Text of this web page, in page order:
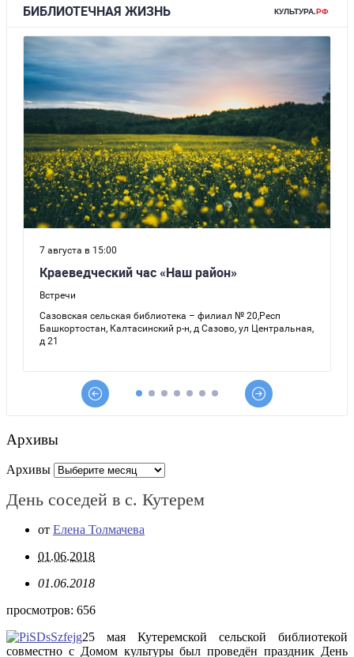
Архивы
Архивы
День соседей в с. Кутерем
от Елена Толмачева
01.06.2018
01.06.2018
просмотров: 656
25 мая Кутеремской сельской библиотекой
совместно с Домом культуры был проведён праздник День